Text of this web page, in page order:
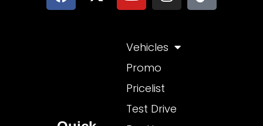
Vehicles
Promo
Pricelist
Test Drive